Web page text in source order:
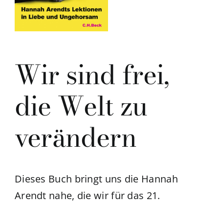
Wir sind frei,
die Welt zu
verändern
Dieses Buch bringt uns die Hannah
Arendt nahe, die wir für das 21.